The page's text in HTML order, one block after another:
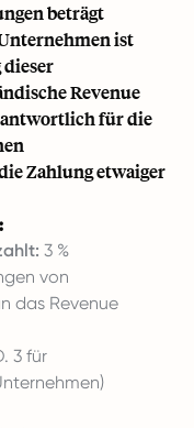
beträgt
ist
Revenue
für die
Zahlung etwaiger
3 %
von
das Revenue
3 für